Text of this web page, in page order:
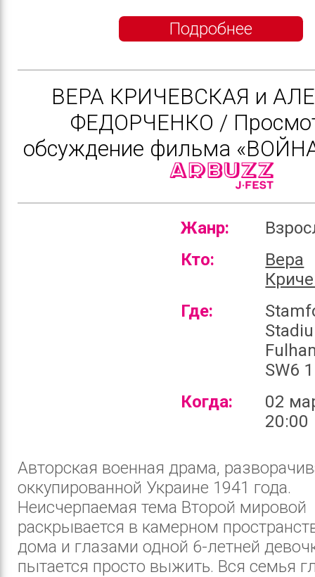
Подробнее
ВЕРА КРИЧЕВСКАЯ и
ФЕДОРЧЕНКО /
обсуждение фильма
Жанр:
Кто:
Вера
Где:
SW6
Когда:
02
20:00
Авторская военная драма,
оккупированной Украине 1941 года.
Неисчерпаемая тема Второй мировой
раскрывается в камерном
дома и глазами одной 6-летней
пытается просто выжить. Вся семья